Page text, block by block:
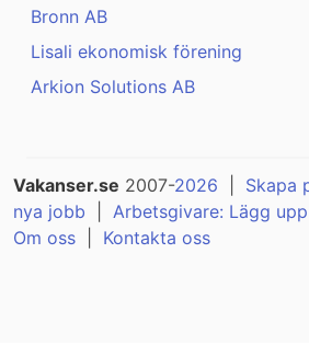
Bronn AB
Lisali ekonomisk förening
Arkion Solutions AB
Vakanser.se 2007-2026
Skapa
nya jobb
Arbetsgivare: Lägg
Om oss
Kontakta oss